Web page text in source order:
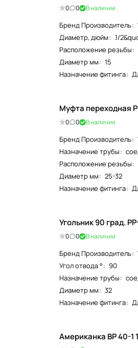
0 0 В наличии
Бренд Производитель:
Диаметр, дюйм: .1/
Расположение резьбы:
Диаметр мм: 15
Назначение фитинга:
0 0 В наличии
Бренд Производитель:
Назначение трубы:
Расположение резьбы:
Диаметр мм: 25-32
Назначение фитинга:
0 0 В наличии
Бренд Производитель:
Угол отвода °: 90
Назначение трубы:
Диаметр мм: 32
Назначение фитинга:
Американка ВР 40-1